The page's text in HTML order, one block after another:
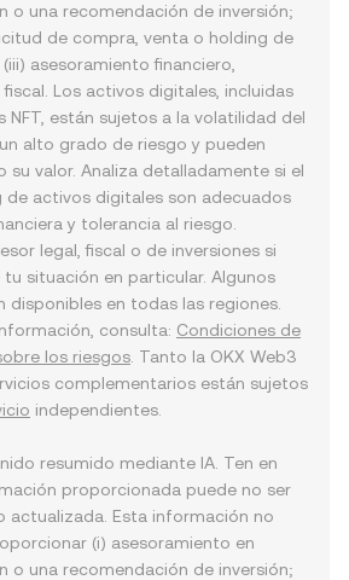
o una recomendación de inversión;
de compra, venta o holding de
asesoramiento financiero,
Los activos digitales, incluidas
NFT, están sujetos a la volatilidad del
alto grado de riesgo y pueden
su valor. Analiza detalladamente si el
de activos digitales son adecuados
y tolerancia al riesgo.
legal, fiscal o de inversiones si
situación en particular. Algunos
en todas las regiones.
consulta: Condiciones de
los riesgos . Tanto la OKX Web3
complementarios están sujetos
independientes.
resumido mediante IA. Ten en
proporcionada puede no ser
actualizada. Esta información no
(i) asesoramiento en
o una recomendación de inversión;